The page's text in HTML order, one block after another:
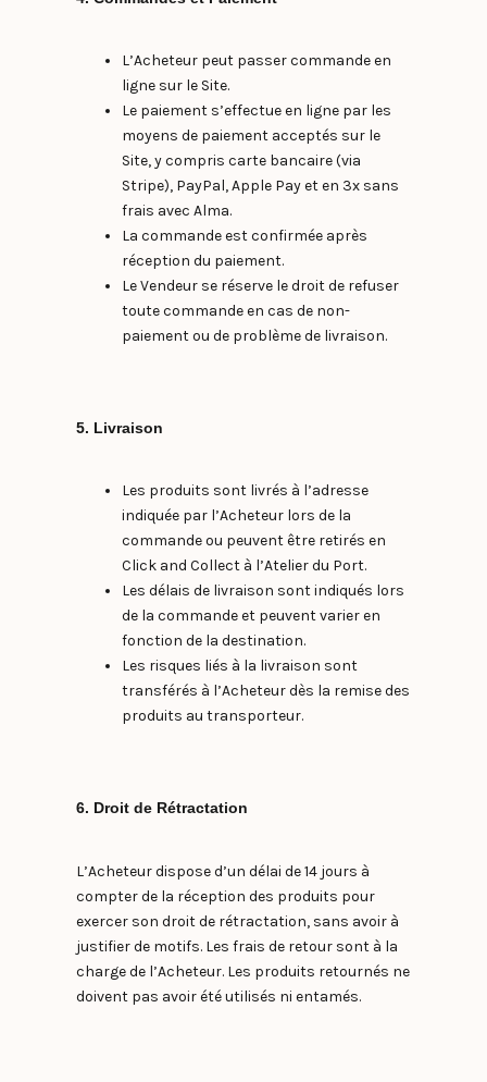
L’Acheteur peut passer commande en
ligne sur le Site.
Le paiement s’effectue en ligne par les
moyens de paiement acceptés sur le
Site, y compris carte bancaire (via
Stripe), PayPal, Apple Pay et en 3x sans
frais avec Alma.
La commande est confirmée après
réception du paiement.
Le Vendeur se réserve le droit de refuser
toute commande en cas de non-
paiement ou de problème de livraison.
5. Livraison
Les produits sont livrés à l’adresse
indiquée par l’Acheteur lors de la
commande ou peuvent être retirés en
Click and Collect à l’Atelier du Port.
Les délais de livraison sont indiqués lors
de la commande et peuvent varier en
fonction de la destination.
Les risques liés à la livraison sont
transférés à l’Acheteur dès la remise des
produits au transporteur.
6. Droit de Rétractation
L’Acheteur dispose d’un délai de 14 jours à
compter de la réception des produits pour
exercer son droit de rétractation, sans avoir à
justifier de motifs. Les frais de retour sont à la
charge de l’Acheteur. Les produits retournés ne
doivent pas avoir été utilisés ni entamés.